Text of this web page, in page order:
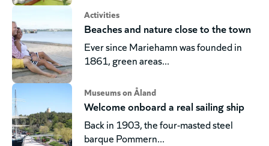
Activities
Beaches and nature close to the town
Ever since Mariehamn was founded in
1861, green areas...
Museums on Åland
Welcome onboard a real sailing ship
Back in 1903, the four-masted steel
barque Pommern...